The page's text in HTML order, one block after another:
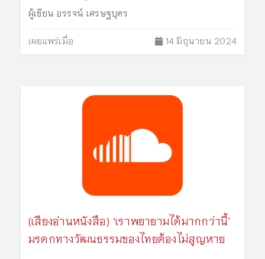
ผู้เขียน อรรจน์ เศรษฐบุตร
เผยแพร่เมื่อ 14 มิถุนายน 2024
(เสียงอ่านหนังสือ) ‘เราพยายามได้มากกว่านี้’
มรดกทางวัฒนธรรมของไทยต้องไม่สูญหาย